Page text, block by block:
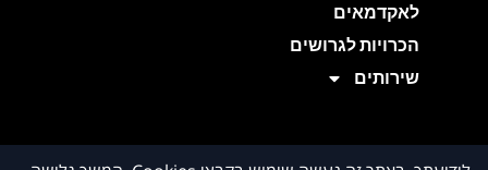
לאקדמאים
הכרויות לגרושים
שירותים